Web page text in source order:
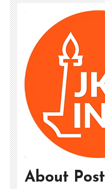
About